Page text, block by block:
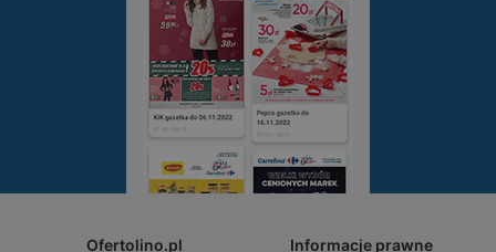
Ofertolino.pl Informacje prawne